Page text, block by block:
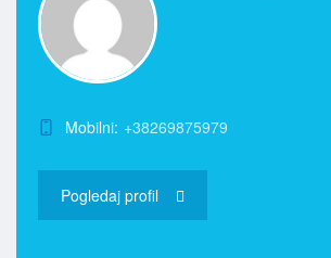
Mobilni: +38269875979
Pogledaj profil